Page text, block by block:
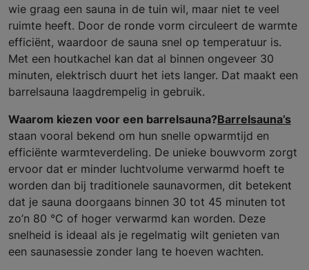
wie graag een sauna in de tuin wil, maar niet te veel
ruimte heeft. Door de ronde vorm circuleert de warmte
efficiënt, waardoor de sauna snel op temperatuur is.
Met een houtkachel kan dat al binnen ongeveer 30
minuten, elektrisch duurt het iets langer. Dat maakt een
barrelsauna laagdrempelig in gebruik.
Waarom kiezen voor een barrelsauna?Barrelsauna’s
staan vooral bekend om hun snelle opwarmtijd en
efficiënte warmteverdeling. De unieke bouwvorm zorgt
ervoor dat er minder luchtvolume verwarmd hoeft te
worden dan bij traditionele saunavormen, dit betekent
dat je sauna doorgaans binnen 30 tot 45 minuten tot
zo’n 80 °C of hoger verwarmd kan worden. Deze
snelheid is ideaal als je regelmatig wilt genieten van
een saunasessie zonder lang te hoeven wachten.